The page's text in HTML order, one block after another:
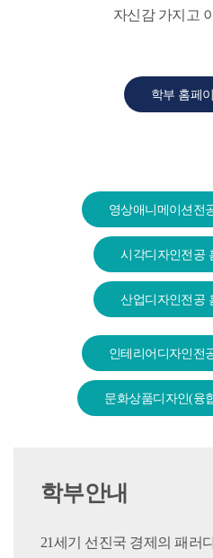
자신감 가지고
학부 홈페
영상애니메이션전
시각디자인전공
산업디자인전공
인테리어디자인전
문화상품디자인(융
학부안내
21세기 선진국 경제의 패러